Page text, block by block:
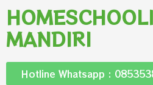
MANDIRI
Hotline Whatsapp :